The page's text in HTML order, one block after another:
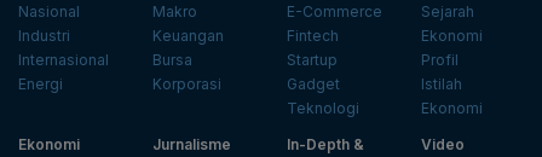
Nasional
Industri
Internasional
Energi
Makro
Keuangan
Bursa
Korporasi
E-Commerce
Fintech
Startup
Gadget
Teknologi
Sejarah
Ekonomi
Profil
Istilah
Ekonomi
Ekonomi
Jurnalisme
In-Depth &
Video